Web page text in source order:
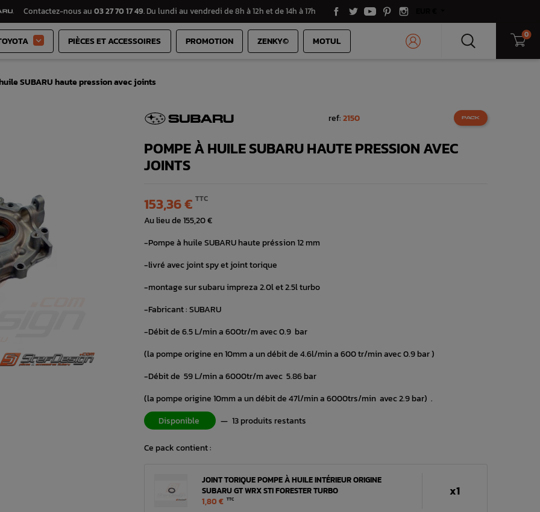
Contactez-nous au 03 27 70 17 49. Du lundi au vendredi de 8h à 12h et de 14h à 17h
 PIÈCES ET ACCESSOIRES PROMOTION ZENKY© MOTUL 0
SUBARU haute pression avec joints
ref:2150 PACK
POMPE À HUILE SUBARU HAUTE PRESSION AVEC
JOINTS
153,36 € TTC
Au lieu de 155,20 €
-Pompe à huile SUBARU haute préssion 12 mm
-livré avec joint spy et joint torique
-montage sur subaru impreza 2.0l et 2.5l turbo
-Fabricant : SUBARU
-Débit de 6.5 L/min a 600tr/m avec 0.9 bar
(la pompe origine en 10mm a un débit de 4.6l/min a 600 tr/min avec 0.9 bar )
-Débit de 59 L/min a 6000tr/m avec 5.86 bar
(la pompe origine 10mm a un débit de 47l/min a 6000trs/min avec 2.9 bar) .
Disponible
— 13 produits restants
Ce pack contient :
JOINT TORIQUE POMPE À HUILE INTÉRIEUR ORIGINE
SUBARU GT WRX STI FORESTER TURBO
1,80 € TTC x1